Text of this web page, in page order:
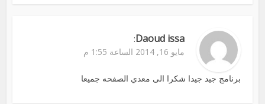
Daoud issa
:
مايو 16, 2014 الساعة 1:55 م
برنامج جيد جيدا شكرا الى معدي الصفحه جميعا